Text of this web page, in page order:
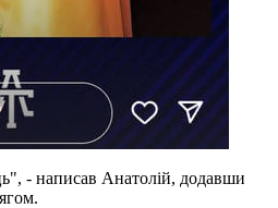
- написав Анатолій, додавши